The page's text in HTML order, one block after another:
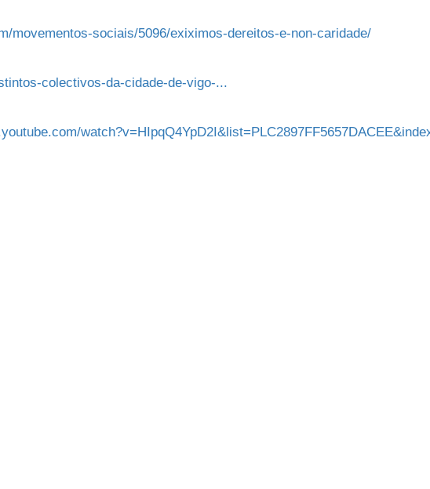
movementos-sociais/5096/exiximos-dereitos-e-non-caridade/
colectivos-da-cidade-de-vigo-...